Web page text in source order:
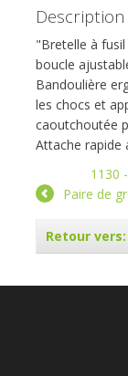
"Bretelle à
boucle
Bandoulière
les chocs et
caoutchoutée
Attache rapide
1130
Paire de
Retour